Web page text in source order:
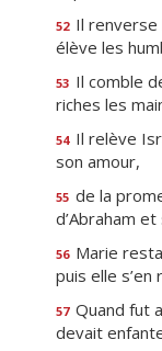
52 Il renverse
élève les
53 Il comble
riches les
54 Il relève
son amour,
55 de la
d’Abraham
56 Marie
puis elle s’en
57 Quand fut
devait